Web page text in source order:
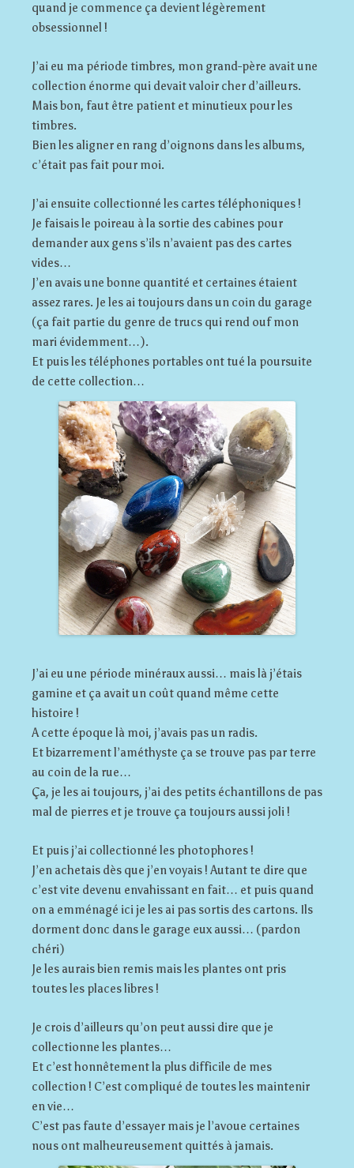
quand je commence ça devient légèrement
obsessionnel !
J’ai eu ma période timbres, mon grand-père avait une
collection énorme qui devait valoir cher d’ailleurs.
Mais bon, faut être patient et minutieux pour les
timbres.
Bien les aligner en rang d’oignons dans les albums,
c’était pas fait pour moi.
J’ai ensuite collectionné les cartes téléphoniques !
Je faisais le poireau à la sortie des cabines pour
demander aux gens s’ils n’avaient pas des cartes
vides…
J’en avais une bonne quantité et certaines étaient
assez rares. Je les ai toujours dans un coin du garage
(ça fait partie du genre de trucs qui rend ouf mon
mari évidemment…).
Et puis les téléphones portables ont tué la poursuite
de cette collection…
J’ai eu une période minéraux aussi… mais là j’étais
gamine et ça avait un coût quand même cette
histoire !
A cette époque là moi, j’avais pas un radis.
Et bizarrement l’améthyste ça se trouve pas par terre
au coin de la rue…
Ça, je les ai toujours, j’ai des petits échantillons de pas
mal de pierres et je trouve ça toujours aussi joli !
Et puis j’ai collectionné les photophores !
J’en achetais dès que j’en voyais ! Autant te dire que
c’est vite devenu envahissant en fait… et puis quand
on a emménagé ici je les ai pas sortis des cartons. Ils
dorment donc dans le garage eux aussi… (pardon
chéri)
Je les aurais bien remis mais les plantes ont pris
toutes les places libres !
Je crois d’ailleurs qu’on peut aussi dire que je
collectionne les plantes…
Et c’est honnêtement la plus difficile de mes
collection ! C’est compliqué de toutes les maintenir
en vie…
C’est pas faute d’essayer mais je l’avoue certaines
nous ont malheureusement quittés à jamais.